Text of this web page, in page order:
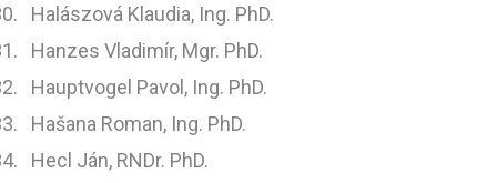
Halászová Klaudia, Ing. PhD.
Hanzes Vladimír, Mgr. PhD.
Hauptvogel Pavol, Ing. PhD.
Hašana Roman, Ing. PhD.
Hecl Ján, RNDr. PhD.